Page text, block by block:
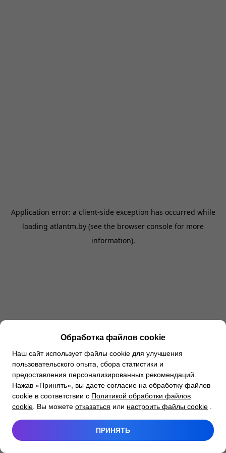
Application error: a client-side exception has occurred while
loading atlantm.by (see the browser console for more
information).
Обработка файлов cookie
Наш сайт использует файлы cookie для улучшения
пользовательского опыта, сбора статистики и
предоставления персонализированных рекомендаций.
Нажав «Принять», вы даете согласие на обработку файлов
cookie в соответствии с Политикой обработки файлов
cookie . Вы можете отказаться или настроить файлы cookie
ПРИНЯТЬ